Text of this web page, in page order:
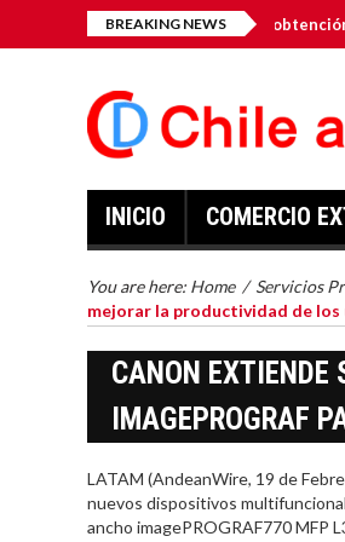
BREAKING NEWS
Dro-Gen Inc. anuncia la obtención de las
INICIO COMERCIO
You are here: Home / Servicios
mejorar la productividad de los
CANON EXTIENDE
IMAGEPROGRAF
LATAM (AndeanWire, 19 de
nuevos dispositivos
ancho imagePROGRAF770 MFP